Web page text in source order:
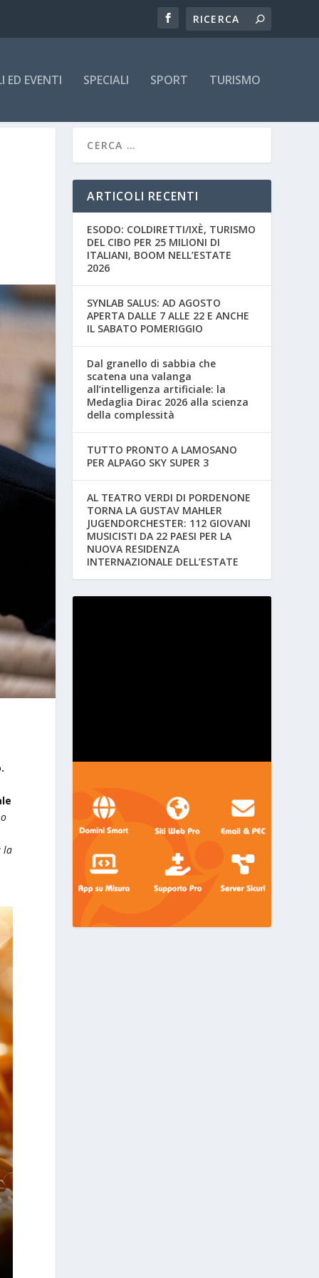
ED EVENTI SPECIALI SPORT TURISMO
la
ARTICOLI RECENTI
ESODO: COLDIRETTI/IXÈ, TURISMO
DEL CIBO PER 25 MILIONI DI
ITALIANI, BOOM NELL’ESTATE
2026
SYNLAB SALUS: AD AGOSTO
APERTA DALLE 7 ALLE 22 E ANCHE
IL SABATO POMERIGGIO
Dal granello di sabbia che
scatena una valanga
all’intelligenza artificiale: la
Medaglia Dirac 2026 alla scienza
della complessità
TUTTO PRONTO A LAMOSANO
PER ALPAGO SKY SUPER 3
AL TEATRO VERDI DI PORDENONE
TORNA LA GUSTAV MAHLER
JUGENDORCHESTER: 112 GIOVANI
MUSICISTI DA 22 PAESI PER LA
NUOVA RESIDENZA
INTERNAZIONALE DELL’ESTATE